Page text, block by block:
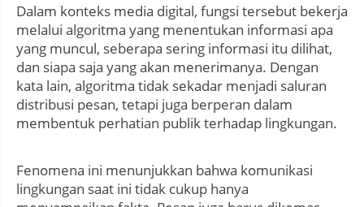
Dalam konteks media digital, fungsi tersebut bekerja
melalui algoritma yang menentukan informasi apa
yang muncul, seberapa sering informasi itu dilihat,
dan siapa saja yang akan menerimanya. Dengan
kata lain, algoritma tidak sekadar menjadi saluran
distribusi pesan, tetapi juga berperan dalam
membentuk perhatian publik terhadap lingkungan.
Fenomena ini menunjukkan bahwa komunikasi
lingkungan saat ini tidak cukup hanya